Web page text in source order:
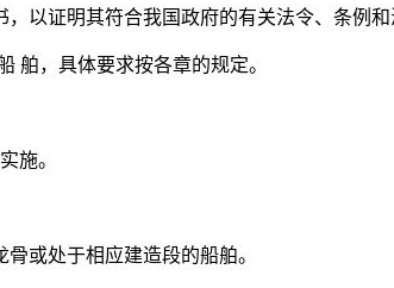
以证明其符合我国政府的有关法令、条例
舶，具体要求按各章的规定。
施。
或处于相应建造段的船舶。